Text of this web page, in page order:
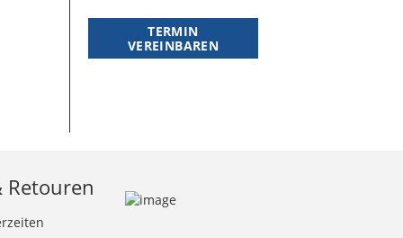
TERMIN
VEREINBAREN
Retouren